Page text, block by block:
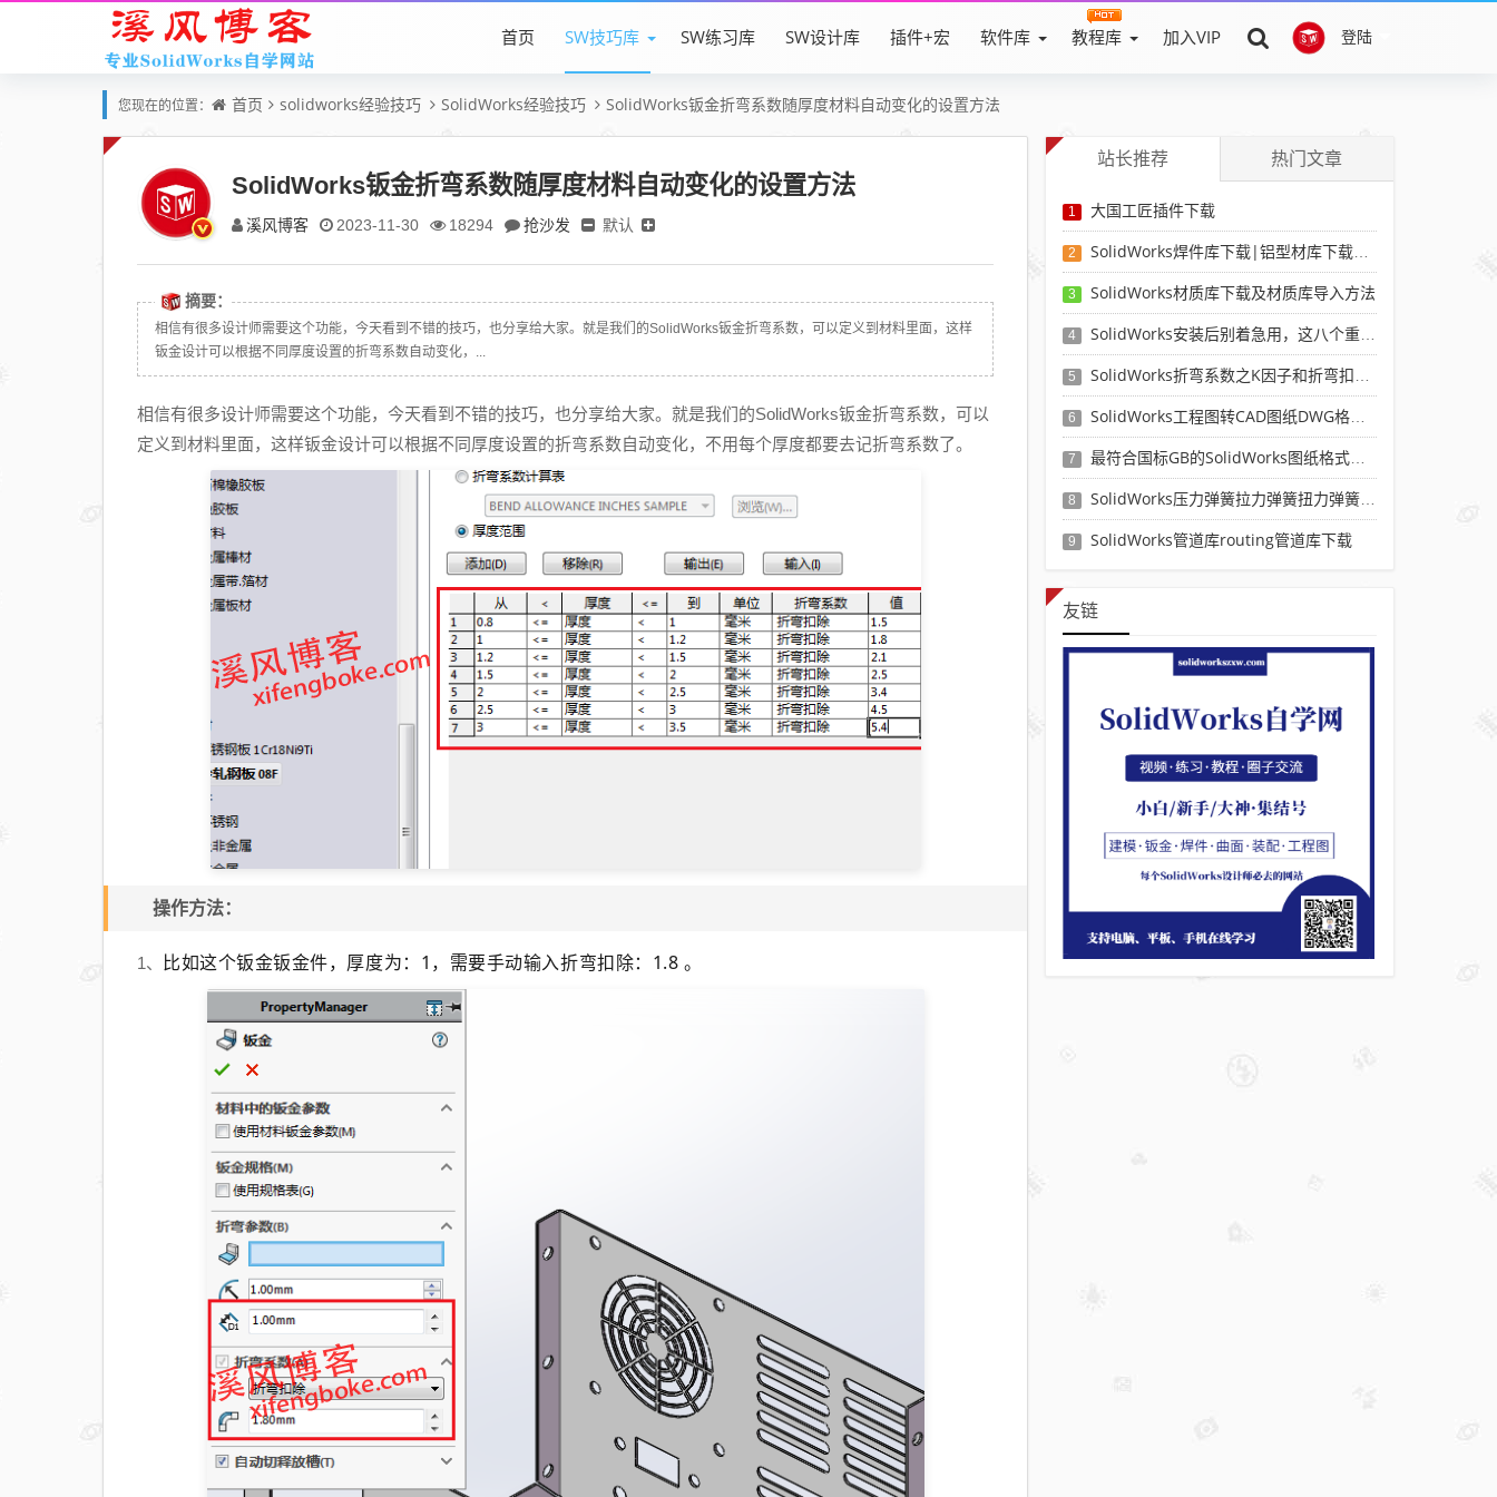
登陆
首页 SW技巧库 SW练习库 SW设计库 插件+宏 软件库 教程库 加入VIP
您现在的位置： 首页 solidworks经验技巧 SolidWorks经验技巧 SolidWorks钣金折弯系数随厚度材料自动变化的设置方法
SolidWorks钣金折弯系数随厚度材料自动变化的设置方法
溪风博客 2023-11-30 18294 抢沙发 默认
摘要：
相信有很多设计师需要这个功能，今天看到不错的技巧，也分享给大家。就是我们的SolidWorks钣金折弯系数，可以定义到材料里面，这样
钣金设计可以根据不同厚度设置的折弯系数自动变化，...
相信有很多设计师需要这个功能，今天看到不错的技巧，也分享给大家。就是我们的SolidWorks钣金折弯系数，可以
定义到材料里面，这样钣金设计可以根据不同厚度设置的折弯系数自动变化，不用每个厚度都要去记折弯系数了。
操作方法：
1、 比如这个钣金钣金件，厚度为：1，需要手动输入折弯扣除：1.8 。
站长推荐 热门文章
1 大国工匠插件下载
2 SolidWorks焊件库下载|铝型材库下载|附sw焊件库添加配置使用教程
3 SolidWorks材质库下载及材质库导入方法
4 SolidWorks安装后别着急用，这八个重要SolidWorks设置可以提高你的画图效率
5 SolidWorks折弯系数之K因子和折弯扣除表-溪风推荐
6 SolidWorks工程图转CAD图纸DWG格式映射文件无乱码可分层-溪风亲测推荐
7 最符合国标GB的SolidWorks图纸格式和图纸模板下载-溪风专用版
8 SolidWorks压力弹簧拉力弹簧扭力弹簧涡卷弹簧自动生成宏程序下载
9 SolidWorks管道库routing管道库下载
友链